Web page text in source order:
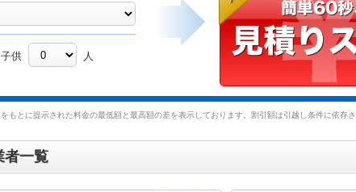
子供 人
とに提示された料金の最低額と最高額の差を表示しております。割引額は引越し条件に依存
者一覧